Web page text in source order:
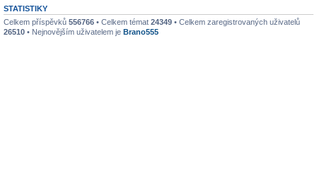
STATISTIKY
Celkem příspěvků 556766 • Celkem témat 24349 • Celkem zaregistrovaných uživatelů
26510 • Nejnovějším uživatelem je Brano555